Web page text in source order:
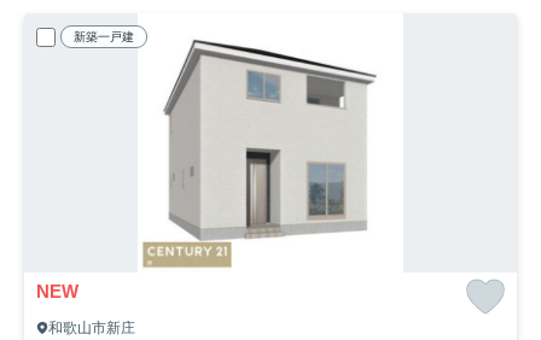
新築一戸建
NEW
和歌山市新庄